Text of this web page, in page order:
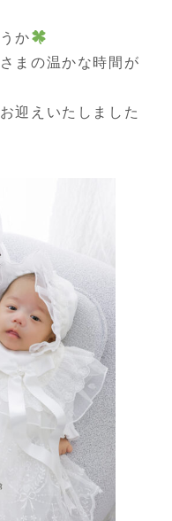
か
まの温かな時間が
迎えいたしました